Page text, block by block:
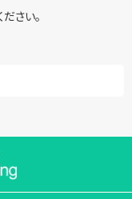
さい。